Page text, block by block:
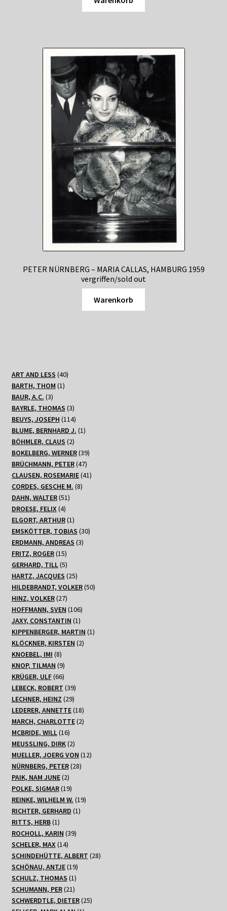
PETER NÜRNBERG – MARIA CALLAS, HAMBURG 1959
vergriffen/sold out
Warenkorb
ART AND LESS 4040
BARTH, THOM 11
BAUR, A.C. 33
Produkte
BAYRLE, THOMAS 33
Produkte
BEUYS, JOSEPH 114114
Produkte
BLUME, BERNHARD J. 11
BÖHMLER, CLAUS 22
Produkte
BOKELBERG, WERNER 3939
BRÜCHMANN, PETER 4747
Produkte
CLAUSEN, ROSEMARIE 4141
CORDES, GESCHE M. 88
DAHN, WALTER 5151
DROESE, FELIX 44
Produkte
ELGORT, ARTHUR 11
Produkt
EMSKÖTTER, TOBIAS 3030
ERDMANN, ANDREAS 33
FRITZ, ROGER 1515
Produkte
GERHARD, TILL 55
Produkte
HARTZ, JACQUES 2525
Produkte
HILDEBRANDT, VOLKER 5050
HINZ, VOLKER 2727
Produkte
HOFFMANN, SVEN 106106
Produkte
JAXY, CONSTANTIN 11
Produkt
KIPPENBERGER, MARTIN 11
KLÖCKNER, KIRSTEN 22
KNOEBEL, IMI 88
Produkte
KNOP, TILMAN 99
Produkte
KRÜGER, ULF 6666
Produkte
LEBECK, ROBERT 3939
Produkte
LECHNER, HEINZ 2929
Produkte
LEDERER, ANNETTE 1818
Produkte
MARCH, CHARLOTTE 22
MCBRIDE, WILL 1616
Produkte
MEUSSLING, DIRK 22
Produkte
MUELLER, JOERG VON 1212
NÜRNBERG, PETER 2828
PAIK, NAM JUNE 22
Produkte
POLKE, SIGMAR 1919
Produkte
REINKE, WILHELM W. 1919
RICHTER, GERHARD 11
RITTS, HERB 11
Produkt
ROCHOLL, KARIN 3939
SCHELER, MAX 1414
Produkte
SCHINDEHÜTTE, ALBERT 2828
SCHÖNAU, ANTJE 1919
Produkte
SCHULZ, THOMAS 11
Produkt
SCHUMANN, PER 2121
Produkte
SCHWERDTLE, DIETER 2525